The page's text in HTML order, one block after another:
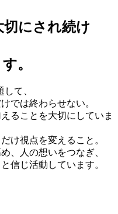
にされ続け
。
て、
では終わらせない。
ることを大切にしていま
け視点を変えること。
、人の想いをつなぎ、
信じ活動しています。